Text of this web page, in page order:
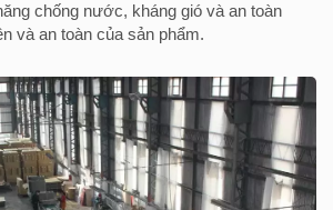
chống nước, kháng gió và an toàn
và an toàn của sản phẩm.